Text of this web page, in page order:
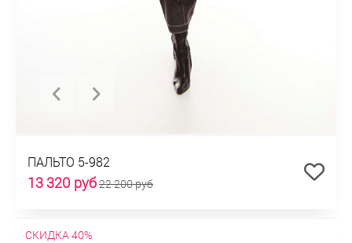
ПАЛЬТО 5-982
13 320 руб22 200 руб
СКИДКА 40%